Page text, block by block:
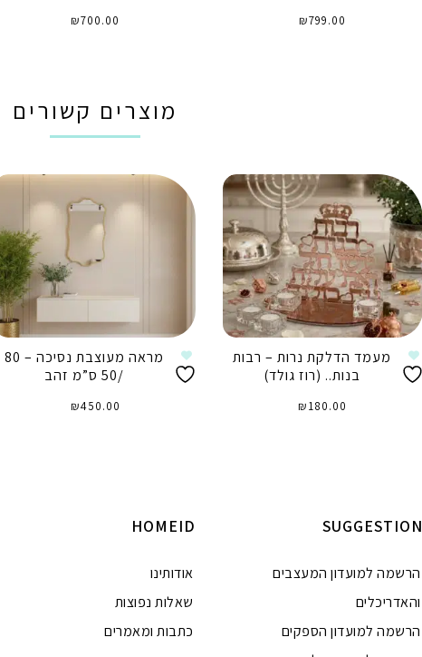
₪799.00
₪700.00
מוצרים קשורים
מעמד הדלקת נרות – רבות
בנות.. (רוז גולד)
₪180.00
מראה מעוצבת נסיכה – 80
/50 ס”מ זהב
₪450.00
HOMEID
אודותינו
שאלות נפוצות
כתבות ומאמרים
SUGGESTION
הרשמה למועדון המעצבים
והאדריכלים
הרשמה למועדון הספקים